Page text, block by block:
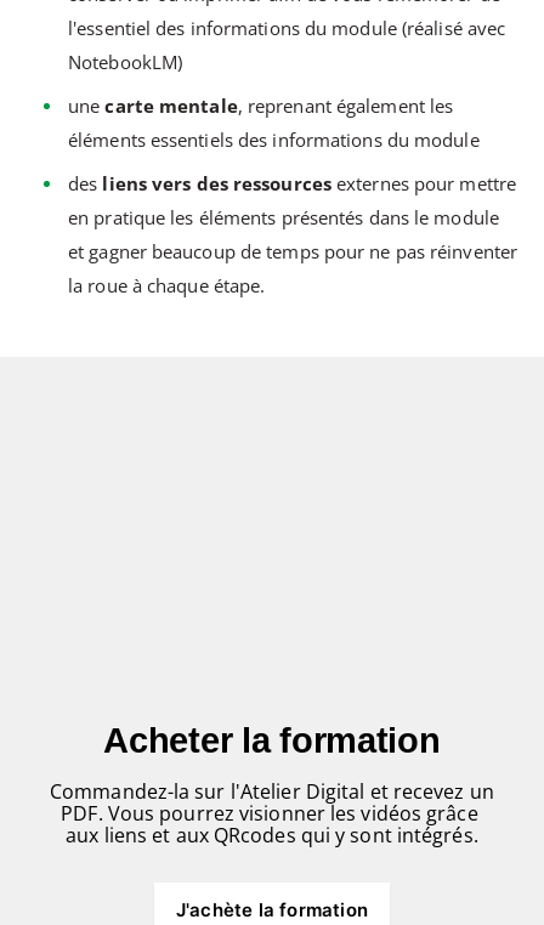
l'essentiel des informations du module (réalisé avec
NotebookLM)
unecarte mentale, reprenant également les
éléments essentiels des informations du module
des liens vers des ressourcesexternes pour mettre
en pratique les éléments présentés dans le module
et gagner beaucoup de temps pour ne pas réinventer
la roue à chaque étape.
Acheter la formation
Commandez-la sur l'Atelier Digital et recevez un
PDF. Vous pourrez visionner les vidéos grâce
aux liens et aux QRcodes qui y sont intégrés.
J'achète la formation